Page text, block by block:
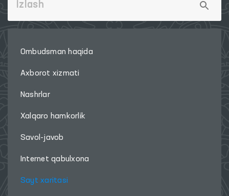
Ombudsman haqida
Axborot xizmati
Nashrlar
Xalqaro hamkorlik
Savol-javob
Internet qabulxona
Sayt xaritasi